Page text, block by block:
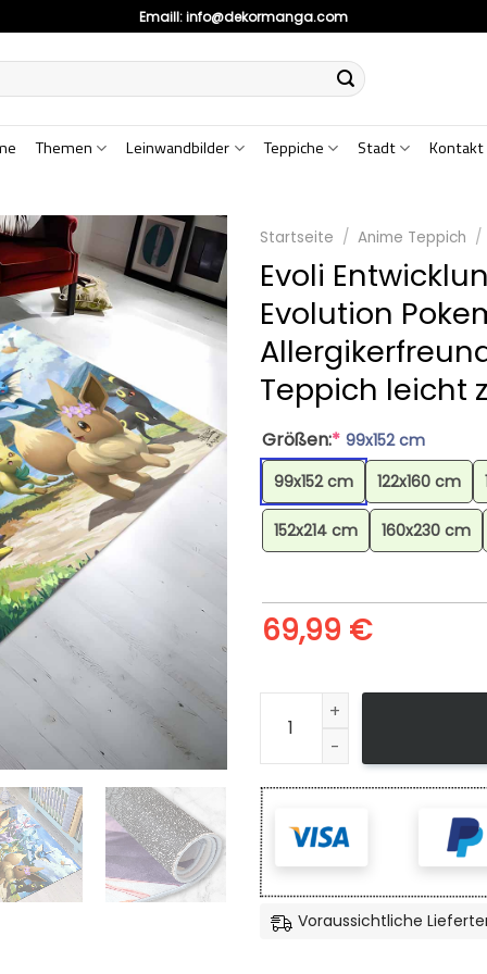
Emaill:info@dekormanga.com
Themen Leinwandbilder Teppiche Stadt Kontakt
Startseite / Anime Teppich /
Evoli
Evolution
Teppich leicht
Größen:* 99x152 cm
99x152 cm
122x160 cm
152x214 cm 160x230 cm
69,99 €
Evoli Entwicklung Pokmon
Voraussichtliche